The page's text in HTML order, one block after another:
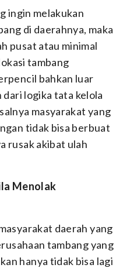
ingin melakukan
di daerahnya, maka
pusat atau minimal
tambang
bahkan luar
dari logika tata kelola
masyarakat yang
tidak bisa berbuat
rusak akibat ulah
Menolak
daerah yang
tambang yang
hanya tidak bisa lagi